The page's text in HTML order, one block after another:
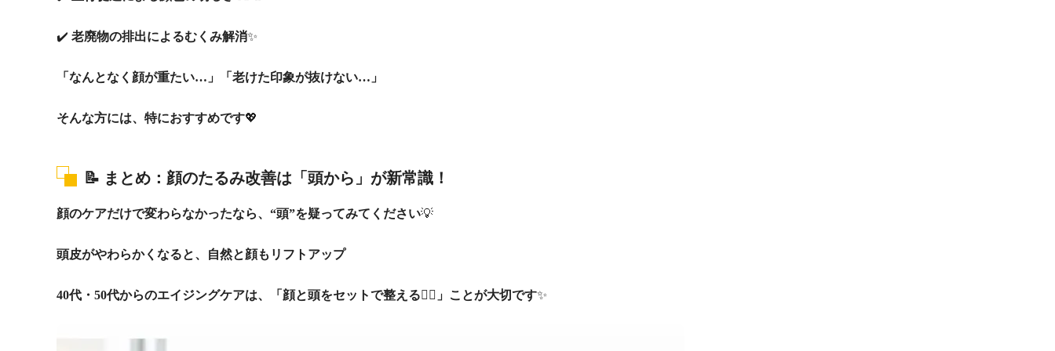
✔️ 老廃物の排出によるむくみ解消✨
「なんとなく顔が重たい…」「老けた印象が抜けない…」
そんな方には、特におすすめです💖
📝 まとめ：顔のたるみ改善は「頭から」が新常識！
顔のケアだけで変わらなかったなら、“頭”を疑ってみてください💡
頭皮がやわらかくなると、自然と顔もリフトアップ
40代・50代からのエイジングケアは、「顔と頭をセットで整える🧖‍♀️ 」ことが大切です✨